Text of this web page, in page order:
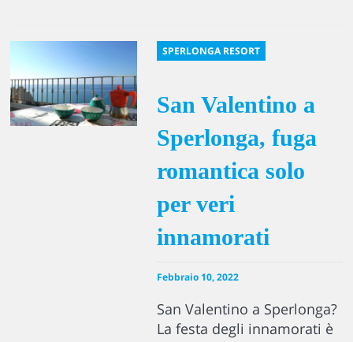
SPERLONGA RESORT
San Valentino a
Sperlonga, fuga
romantica solo
per veri
innamorati
Febbraio 10, 2022
San Valentino a Sperlonga?
La festa degli innamorati è